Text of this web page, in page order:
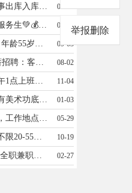
国际新城小区驿站招聘人员，从事出库入库工作，工资2400电话19131132979 08-10
招聘🌟天一港酒吧招聘🌟💛夜班服务生💚💰要求18-30岁，接受夜班工作，性格开朗善于沟通，有相关经验者优先☎有意联系15532904895 聘 03-26
国际新城附近火锅店女服务1名，年龄55岁以下，吃苦耐劳，干过优先，底薪➕公休➕奖励15833290727 09-03
汉庭开发区店酒店 新店筹开 高薪招聘：客房服务员 详情请咨询:15931490523 08-02
招日工，工地清理建筑垃圾，下午1点上班，干到晚上8点，下班结账工资300，电话18603198586 11-04
招油画、水彩、彩铅画师，要求有美术功底，可创作优先。18831984040（ ） 01-03
招四米二箱货自带车司机拉快递，工作地点南和贾宋，五年以内车辆，保险齐全，驾龄三年以上，多劳多得13930922348 05-29
肉食加工厂招聘流水线普工男女不限20-55周，月休7天左右，工资3000-7000左右，15130920228 10-19
高薪诚聘pos机代理，时间自由，全职兼职均可，不影响现有工作，后期有被动收益，公司提供客户资源，19288933586 02-27
举报删除